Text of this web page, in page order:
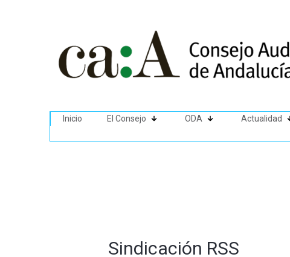
Inicio El Consejo ODA Actualidad
Sindicación RSS